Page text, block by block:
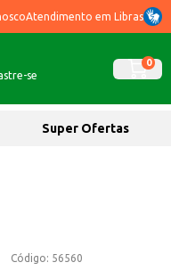
Atendimento em Libras
se
0
Super Ofertas
Código: 56560